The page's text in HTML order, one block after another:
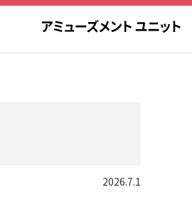
2026.7.1